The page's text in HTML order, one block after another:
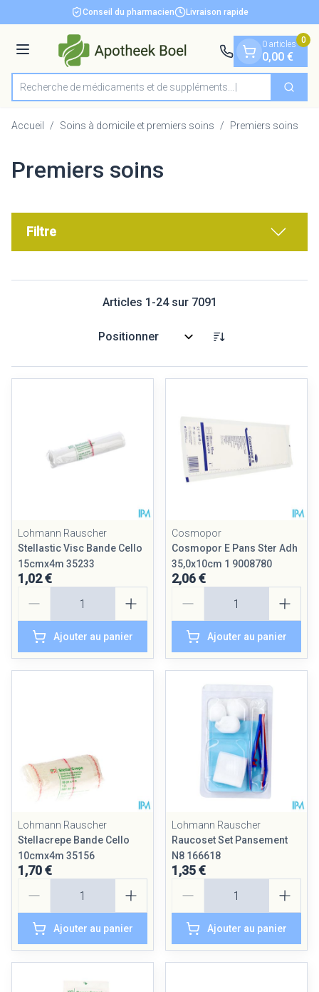
Aller au contenu
1 de 1Conseil du pharmacien Livraison rapide
Menu
Rechercher
Recherche de médicaments et de s
0 articles
0,00 €
0
Accueil / Soins à domicile et premiers soins / Premiers soins
Premiers soins
Filtre
Articles 1 -24sur 7091
Trier par:
Lohmann Rauscher
Stellastic Visc Bande Cello
15cmx4m 35233
1,02 €
Ajouter au panier
Cosmopor
Cosmopor E Pans Ster Adh
35,0x10cm 1 9008780
2,06 €
Ajouter au panier
Lohmann Rauscher
Stellacrepe Bande Cello
10cmx4m 35156
1,70 €
Ajouter au panier
Lohmann Rauscher
Raucoset Set Pansement
N8 166618
1,35 €
Ajouter au panier